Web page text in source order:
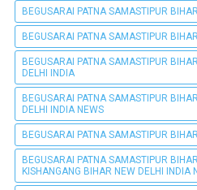
BEGUSARAI PATNA SAMASTIPUR BIHAR
BEGUSARAI PATNA SAMASTIPUR
BEGUSARAI PATNA SAMASTIPUR
DELHI INDIA
BEGUSARAI PATNA SAMASTIPUR
DELHI INDIA NEWS
BEGUSARAI PATNA SAMASTIPUR
BEGUSARAI PATNA SAMASTIPUR
KISHANGANG BIHAR NEW DELHI INDIA